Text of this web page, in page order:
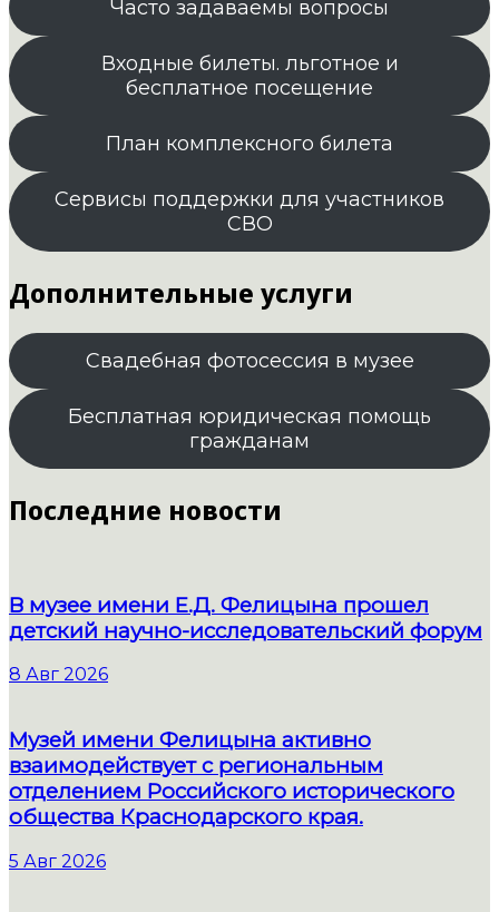
Часто задаваемы вопросы
Входные билеты. льготное и
бесплатное посещение
План комплексного билета
Сервисы поддержки для участников
СВО
Дополнительные услуги
Свадебная фотосессия в музее
Бесплатная юридическая помощь
гражданам
Последние новости
В музее имени Е.Д. Фелицына прошел
детский научно-исследовательский форум
8 Авг 2026
Музей имени Фелицына активно
взаимодействует с региональным
отделением Российского исторического
общества Краснодарского края.
5 Авг 2026